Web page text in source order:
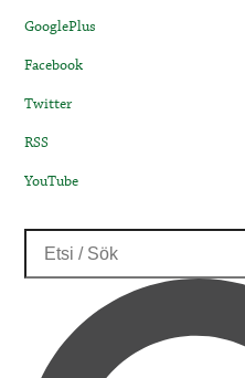
GooglePlus
Facebook
Twitter
RSS
YouTube